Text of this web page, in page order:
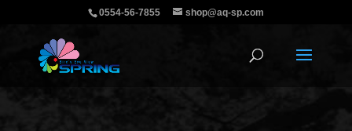
0554-56-7855 shop@aq-sp.com